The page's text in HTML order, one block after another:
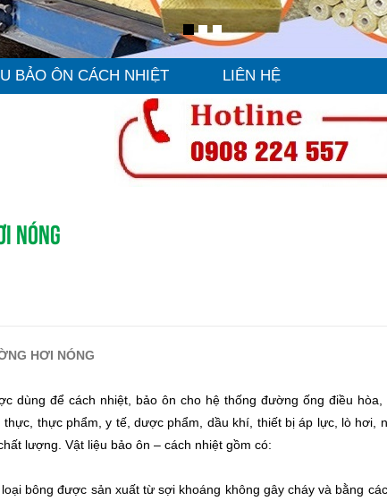
BẢO ÔN CÁCH NHIỆT LIÊN HỆ
NÓNG
HƠI NÓNG
dùng để cách nhiệt, bảo ôn cho hệ thống đường ống điều
thực phẩm, y tế, dược phẩm, dầu khí, thiết bị áp lực, lò
lượng. Vật liệu bảo ôn – cách nhiệt gồm có:
bông được sản xuất từ sợi khoáng không gây cháy và bằng